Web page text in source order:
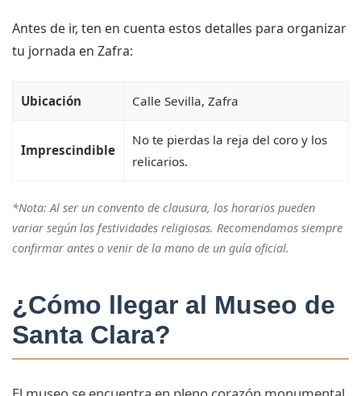
Antes de ir, ten en cuenta estos detalles para organizar
tu jornada en Zafra:
Ubicación Calle Sevilla, Zafra
Imprescindible
No te pierdas la reja del coro y los
relicarios.
*Nota: Al ser un convento de clausura, los horarios pueden
variar según las festividades religiosas. Recomendamos siempre
confirmar antes o venir de la mano de un guía oficial.
¿Cómo llegar al Museo de
Santa Clara?